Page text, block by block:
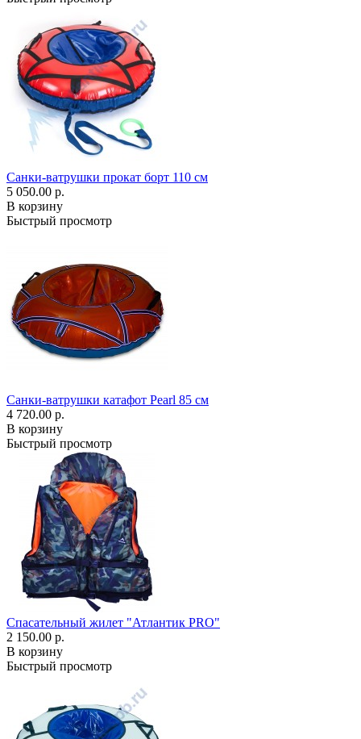
Санки-ватрушки прокат борт 110 см
5 050.00 р.
В корзину
Быстрый просмотр
Санки-ватрушки катафот Pearl 85 см
4 720.00 р.
В корзину
Быстрый просмотр
Спасательный жилет "Атлантик PRO"
2 150.00 р.
В корзину
Быстрый просмотр